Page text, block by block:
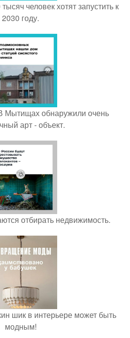
человек хотят запустить к
2030 году.
Мытищах обнаружили очень
арт - объект.
отбирать недвижимость.
шик в интерьере может быть
модным!